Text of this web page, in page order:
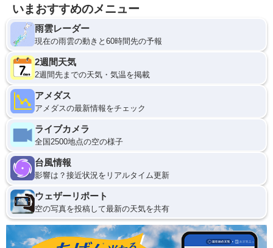
いまおすすめのメニュー
雨雲レーダー
現在の雨雲の動きと60時間先の予報
2週間天気
2週間先までの天気・気温を掲載
アメダス
アメダスの最新情報をチェック
ライブカメラ
全国2500地点の空の様子
台風情報
影響は？接近状況をリアルタイム更新
ウェザーリポート
空の写真を投稿して最新の天気を共有